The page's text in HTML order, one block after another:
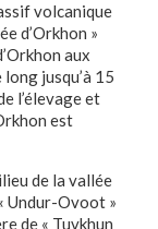
volcanique
d’Orkhon »
aux
jusqu’à 15
l’élevage et
est
de la vallée
Undur-Ovoot »
de « Tuvkhun